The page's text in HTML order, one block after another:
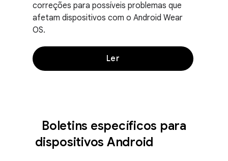
correções para possíveis problemas que
afetam dispositivos com o Android Wear
OS.
Ler
Boletins específicos para
dispositivos Android